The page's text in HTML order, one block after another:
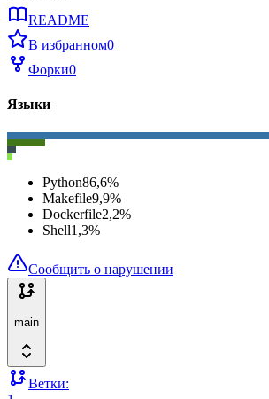
README
В избранном0
Форки0
Языки
Python86,6%
Makefile9,9%
Dockerfile2,2%
Shell1,3%
Сообщить о нарушении
main
Ветки: